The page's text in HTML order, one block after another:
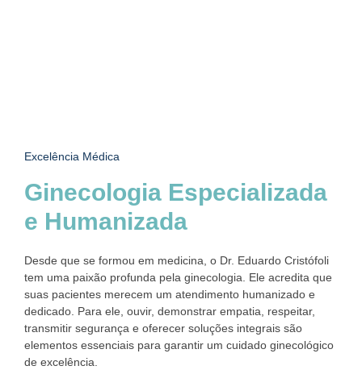
Excelência Médica
Ginecologia Especializada
e Humanizada
Desde que se formou em medicina, o Dr. Eduardo Cristófoli
tem uma paixão profunda pela ginecologia. Ele acredita que
suas pacientes merecem um atendimento humanizado e
dedicado. Para ele, ouvir, demonstrar empatia, respeitar,
transmitir segurança e oferecer soluções integrais são
elementos essenciais para garantir um cuidado ginecológico
de excelência.